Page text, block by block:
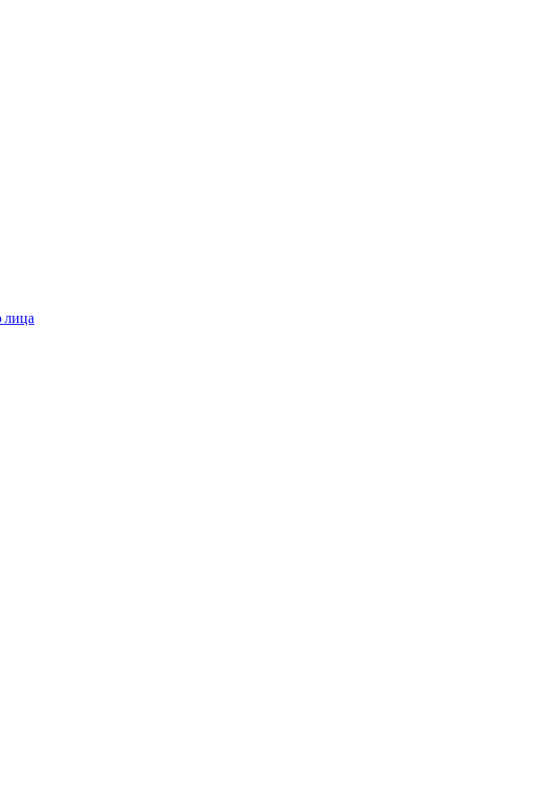
лица